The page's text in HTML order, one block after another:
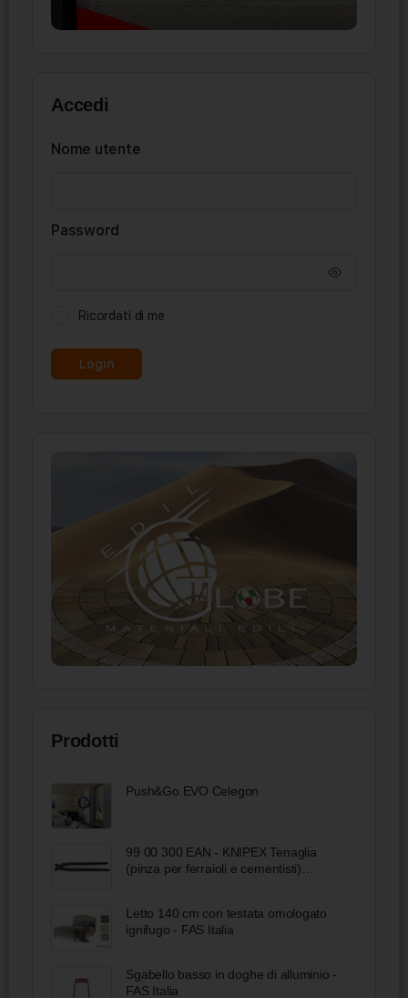
Accedi
Nome utente
Password
Ricordati di me
Prodotti
Push&Go EVO Celegon
99 00 300 EAN - KNIPEX Tenaglia
(pinza per ferraioli e cementisti)
Letto 140 cm con testata omologato
ignifugo - FAS Italia
Sgabello basso in doghe di alluminio -
FAS Italia